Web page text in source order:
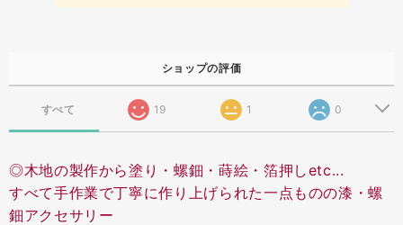
ショップの評価
すべて 19 1 0
◎木地の製作から塗り・螺鈿・蒔絵・箔押しetc...
すべて手作業で丁寧に作り上げられた一点ものの漆・螺
鈿アクセサリー